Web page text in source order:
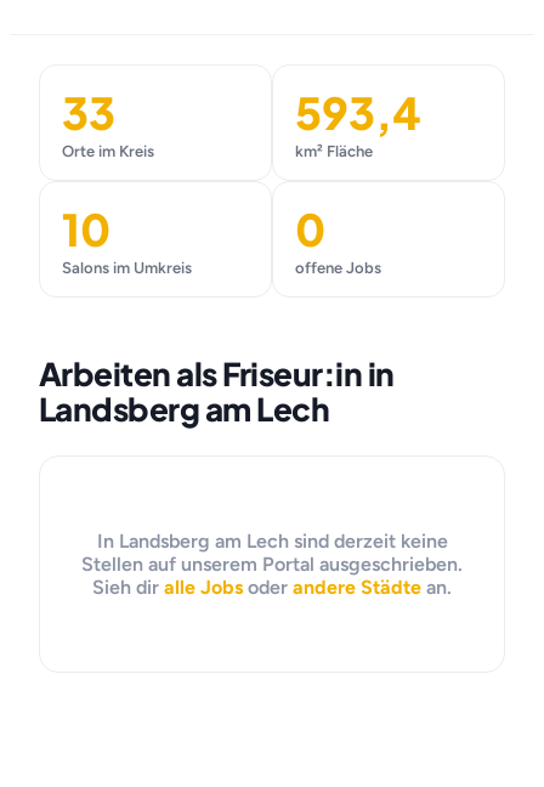
33
Orte im Kreis
593,4
km² Fläche
10
Salons im Umkreis
0
offene Jobs
Arbeiten als Friseur:in in
Landsberg am Lech
In Landsberg am Lech sind derzeit keine
Stellen auf unserem Portal ausgeschrieben.
Sieh dir alle Jobs oder andere Städte an.